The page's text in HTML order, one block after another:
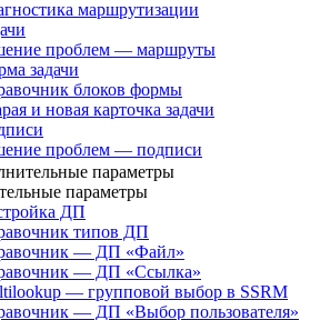
маршрутизации
проблем — маршруты
задачи
блоков формы
и новая карточка задачи
проблем — подписи
параметры
параметры
ДП
типов ДП
— ДП «Файл»
— ДП «Ссылка»
— групповой выбор в SSRM
— ДП «Выбор пользователя»